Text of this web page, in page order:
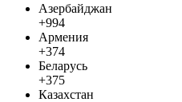
Азербайджан
+994
Армения
+374
Беларусь
+375
Казахстан